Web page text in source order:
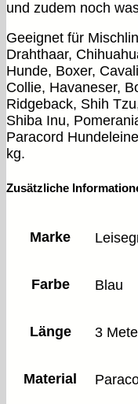
und zudem noch
Geeignet für
Drahthaar,
Hunde, Boxer,
Collie, Havaneser,
Ridgeback, Shih
Shiba Inu,
Paracord
kg.
Zusätzliche
Marke
Farbe Blau
Länge 3
Material